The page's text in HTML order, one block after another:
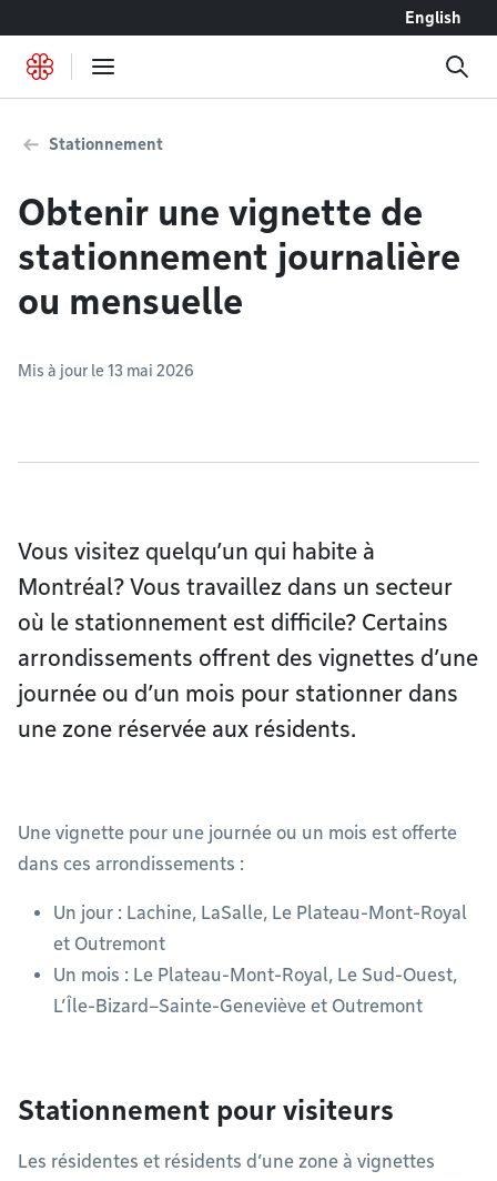
English
Stationnement
Obtenir une vignette de
stationnement journalière
ou mensuelle
Mis à jour le 13 mai 2026
Vous visitez quelqu’un qui habite à
Montréal? Vous travaillez dans un secteur
où le stationnement est difficile? Certains
arrondissements offrent des vignettes d’une
journée ou d’un mois pour stationner dans
une zone réservée aux résidents.
Une vignette pour une journée ou un mois est offerte
dans ces arrondissements :
Un jour : Lachine, LaSalle, Le Plateau-Mont-Royal
et Outremont
Un mois : Le Plateau-Mont-Royal, Le Sud-Ouest,
L’Île-Bizard–Sainte-Geneviève et Outremont
Stationnement pour visiteurs
Les résidentes et résidents d’une zone à vignettes